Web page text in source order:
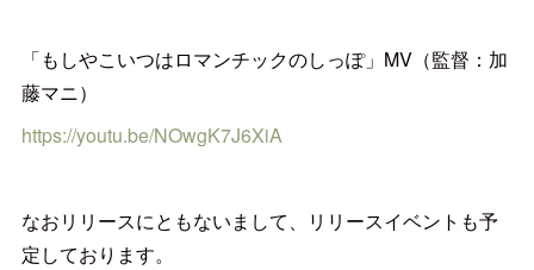
「もしやこいつはロマンチックのしっぽ」MV（監督：加
藤マニ）
https://youtu.be/NOwgK7J6XiA
なおリリースにともないまして、リリースイベントも予
定しております。